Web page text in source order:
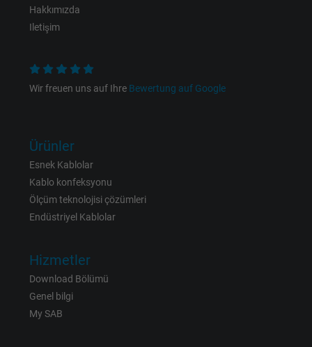
Hakkımızda
Iletişim
Wir freuen uns auf Ihre Bewertung auf Google
Ürünler
Esnek Kablolar
Kablo konfeksyonu
Ölçüm teknolojisi çözümleri
Endüstriyel Kablolar
Hizmetler
Download Bölümü
Genel bilgi
My SAB